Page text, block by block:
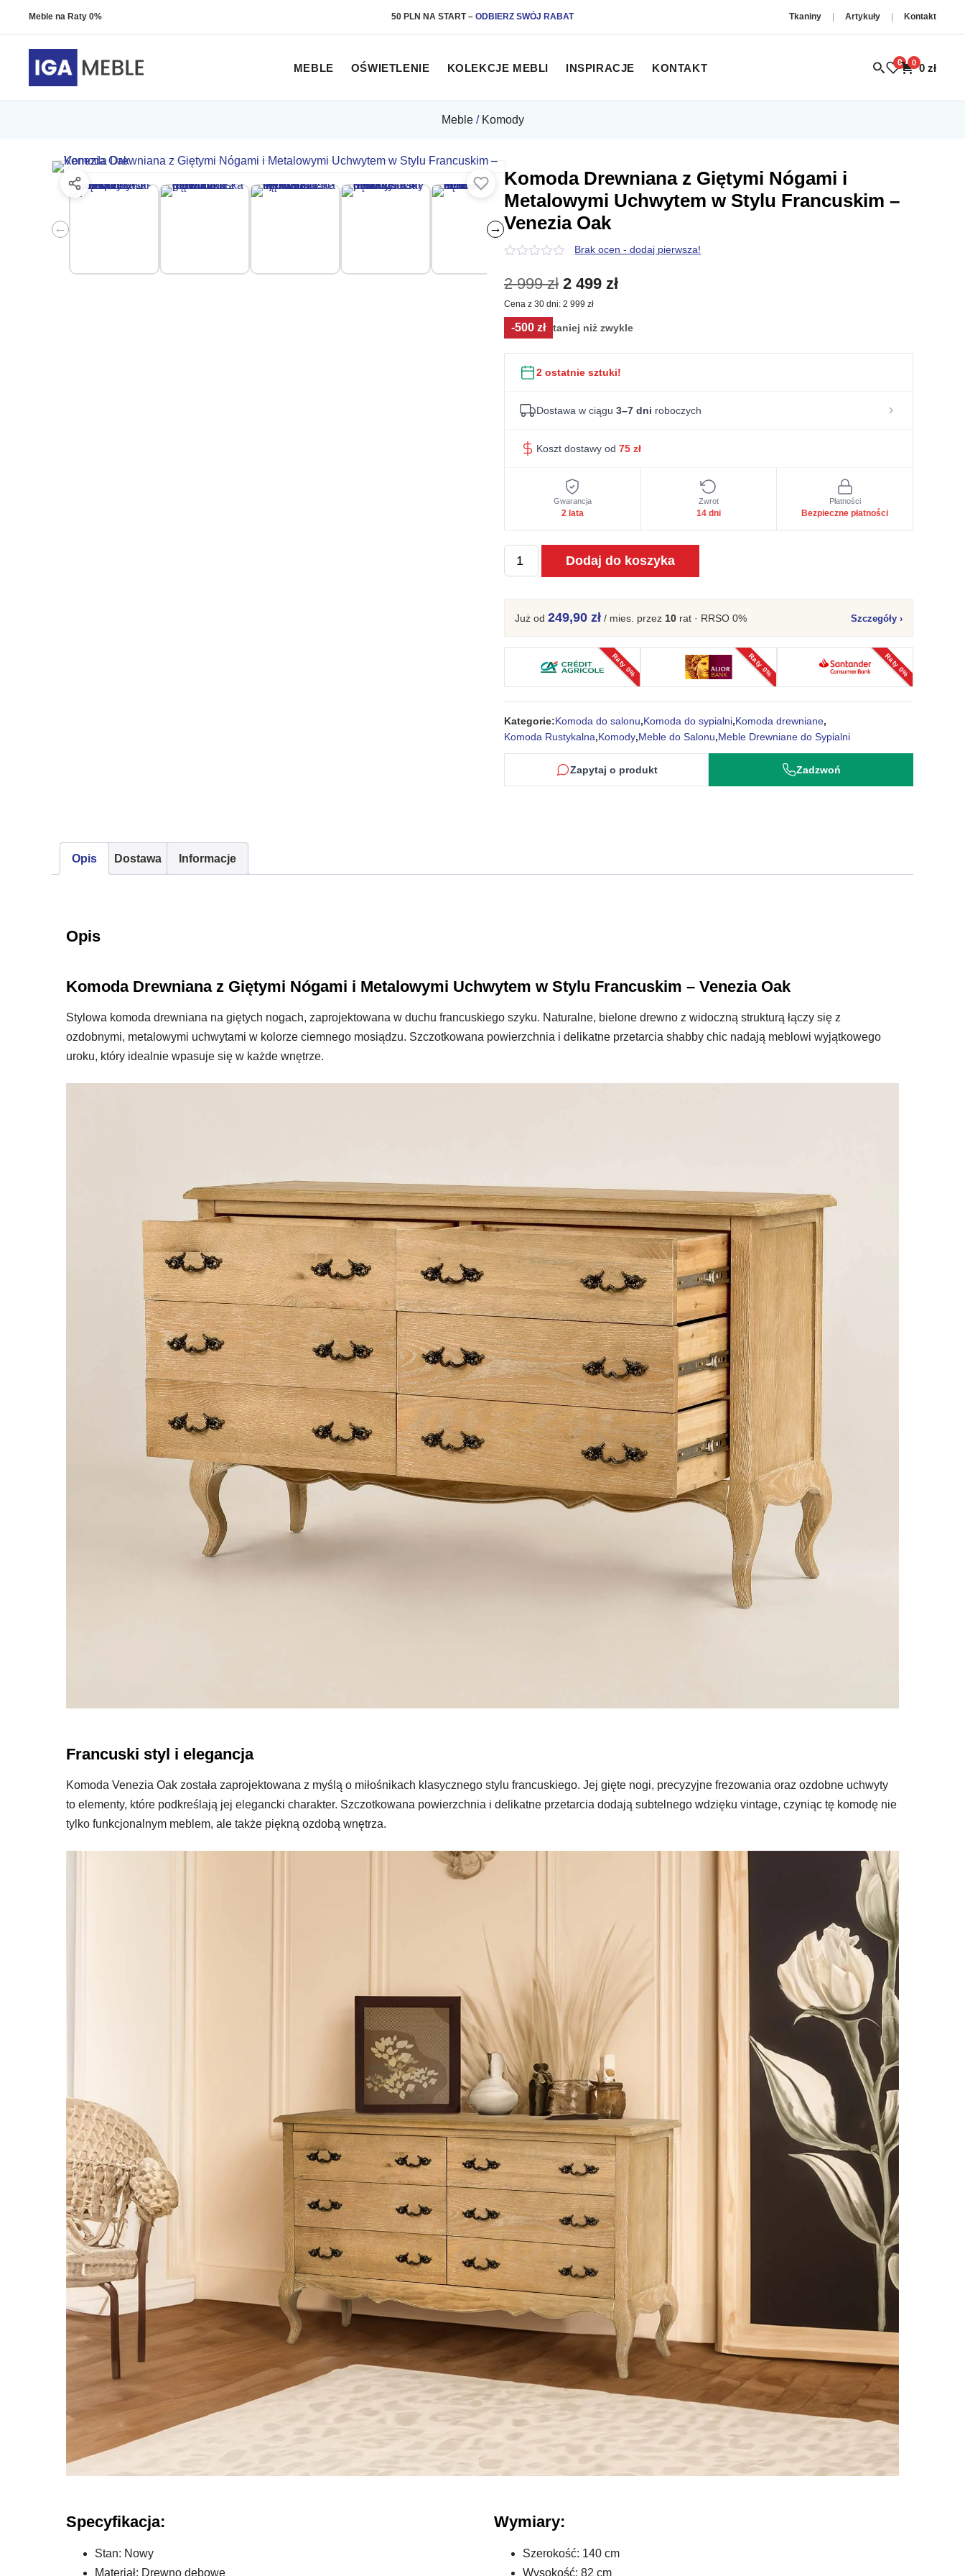
Meble na Raty 0% 50 PLN NA START– ODBIERZ SWÓJ RABAT Tkaniny Artykuły Kontakt
MEBLE OŚWIETLENIE KOLEKCJE MEBLI INSPIRACJE KONTAKT 0 0 0 zł
Meble/ Komody
← →
Komoda Drewniana z Giętymi Nógami i
Metalowymi Uchwytem w Stylu Francuskim –
Venezia Oak
z
5
Brak ocen - dodaj pierwsza!
2 999zł Pierwotna
cena
wynosiła:
2 499 złAktualna
wynosi:
Cena z 30 dni: 2 999 zł
-500 zł taniej niż zwykle
2 ostatnie sztuki!
Dostawa w ciągu 3–7 dni roboczych
Koszt dostawy od 75 zł
Gwarancja
2 lata
Zwrot
14 dni
Płatności
Bezpieczne płatności
ilość
Komoda
Nógami
Metalowymi
w
Francuskim
–
Dodaj do koszyka
Już od 249,90 zł / mies. przez 10 rat · RRSO 0% Szczegóły ›
Raty 0% Raty 0% Raty 0%
Kategorie:Komoda do salonu,Komoda do sypialni,Komoda drewniane,
Komoda Rustykalna,Komody,Meble do Salonu,Meble Drewniane do Sypialni
Zapytaj o produkt Zadzwoń
Opis Dostawa Informacje
Opis
Komoda Drewniana z Giętymi Nógami i Metalowymi Uchwytem w Stylu Francuskim – Venezia Oak
Stylowa komoda drewniana na giętych nogach, zaprojektowana w duchu francuskiego szyku. Naturalne, bielone drewno z widoczną strukturą łączy się z
ozdobnymi, metalowymi uchwytami w kolorze ciemnego mosiądzu. Szczotkowana powierzchnia i delikatne przetarcia shabby chic nadają meblowi wyjątkowego
uroku, który idealnie wpasuje się w każde wnętrze.
Francuski styl i elegancja
Komoda Venezia Oak została zaprojektowana z myślą o miłośnikach klasycznego stylu francuskiego. Jej gięte nogi, precyzyjne frezowania oraz ozdobne uchwyty
to elementy, które podkreślają jej elegancki charakter. Szczotkowana powierzchnia i delikatne przetarcia dodają subtelnego wdzięku vintage, czyniąc tę komodę nie
tylko funkcjonalnym meblem, ale także piękną ozdobą wnętrza.
Specyfikacja:
Stan: Nowy
Materiał: Drewno dębowe
Wymiary:
Szerokość: 140 cm
Wysokość: 82 cm